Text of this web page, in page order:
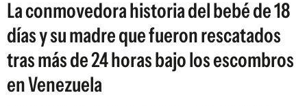
La conmovedora historia del bebé de 18
días y su madre que fueron rescatados
tras más de 24 horas bajo los escombros
en Venezuela